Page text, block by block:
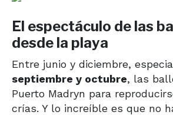
El espectáculo de las
desde la playa
Entre junio y diciembre,
septiembre y octubre, las
Puerto Madryn para
crías. Y lo increíble es que no